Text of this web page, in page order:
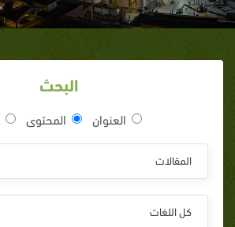
البحث
العنوان المحتوى
المقالات
كل اللغات